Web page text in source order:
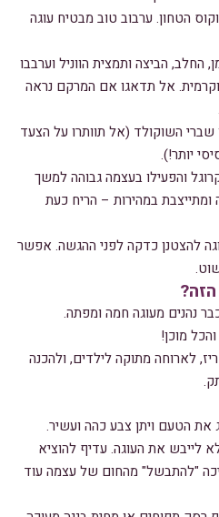
הטחון. ערבוב טוב מבטיח עוגה
הביצה ותמצית הווניל וערבבו
אל תדאגו אם המרקם נראה
השוקולד (אל תוותרו על הצעד
יותר!).
והפעילו בעצמה גבוהה למשך
ומתייצבת במהירות – הריח כעת
להצטנן כדקה לפני ההגשה. אפשר
מוכן!
לארוחה מתוקה לילדים, ולהכנה
הטעם ויתן צבע כהה ועשיר.
2 דקות כדי לא לייבש את העוגה. עדיף להוציא
"להתבשל" מהחום של עצמה עוד